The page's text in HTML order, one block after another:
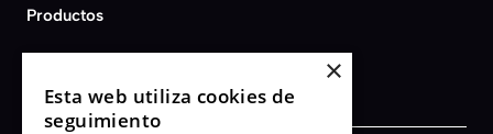
Productos
×
Esta web utiliza cookies de
seguimiento